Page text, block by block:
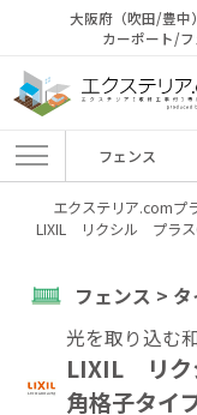
大阪府（吹田/豊中
カーポート/
フェンス
エクステリア.comプ
LIXIL リクシル プラス
フェンス >
光を取り込む
LIXIL リク
角格子タイ